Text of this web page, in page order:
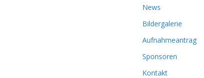
News
Bildergalerie
Aufnahmeantrag
Sponsoren
Kontakt